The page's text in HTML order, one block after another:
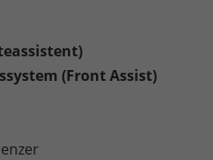
(Front Assist)